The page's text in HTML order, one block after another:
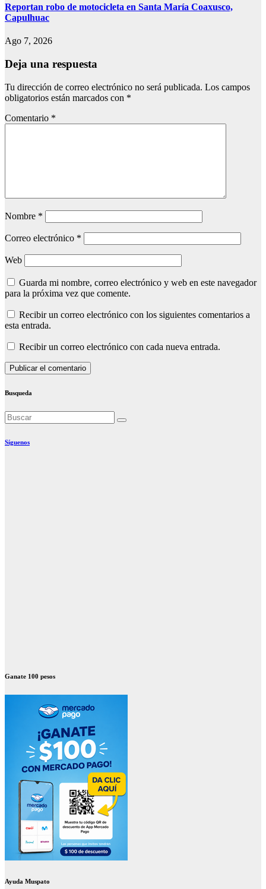
Reportan robo de motocicleta en Santa María Coaxusco,
Capulhuac
Ago 7, 2026
Deja una respuesta
Tu dirección de correo electrónico no será publicada. Los campos
obligatorios están marcados con *
Comentario *
Nombre *
Correo electrónico *
Web
Guarda mi nombre, correo electrónico y web en este navegador
para la próxima vez que comente.
Recibir un correo electrónico con los siguientes comentarios a
esta entrada.
Recibir un correo electrónico con cada nueva entrada.
Busqueda
Síguenos
Ganate 100 pesos
Ayuda Muspato